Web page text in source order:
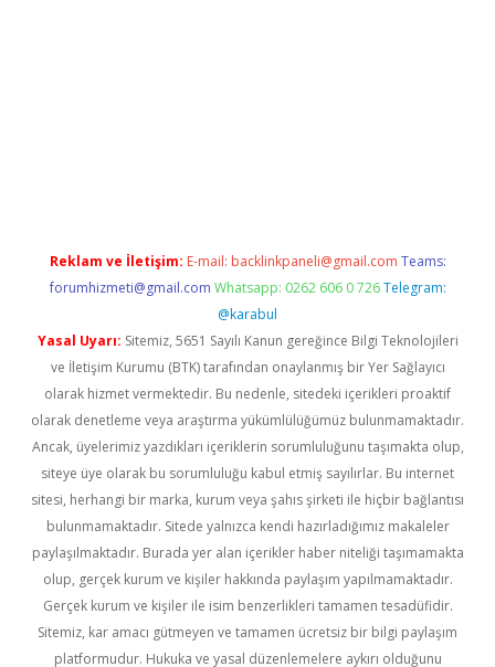
Reklam ve İletişim: E-mail: backlinkpaneli@gmail.com Teams:
forumhizmeti@gmail.com Whatsapp: 0262 606 0 726 Telegram:
@karabul
Yasal Uyarı: Sitemiz, 5651 Sayılı Kanun gereğince Bilgi Teknolojileri
ve İletişim Kurumu (BTK) tarafından onaylanmış bir Yer Sağlayıcı
olarak hizmet vermektedir. Bu nedenle, sitedeki içerikleri proaktif
olarak denetleme veya araştırma yükümlülüğümüz bulunmamaktadır.
Ancak, üyelerimiz yazdıkları içeriklerin sorumluluğunu taşımakta olup,
siteye üye olarak bu sorumluluğu kabul etmiş sayılırlar. Bu internet
sitesi, herhangi bir marka, kurum veya şahıs şirketi ile hiçbir bağlantısı
bulunmamaktadır. Sitede yalnızca kendi hazırladığımız makaleler
paylaşılmaktadır. Burada yer alan içerikler haber niteliği taşımamakta
olup, gerçek kurum ve kişiler hakkında paylaşım yapılmamaktadır.
Gerçek kurum ve kişiler ile isim benzerlikleri tamamen tesadüfidir.
Sitemiz, kar amacı gütmeyen ve tamamen ücretsiz bir bilgi paylaşım
platformudur. Hukuka ve yasal düzenlemelere aykırı olduğunu